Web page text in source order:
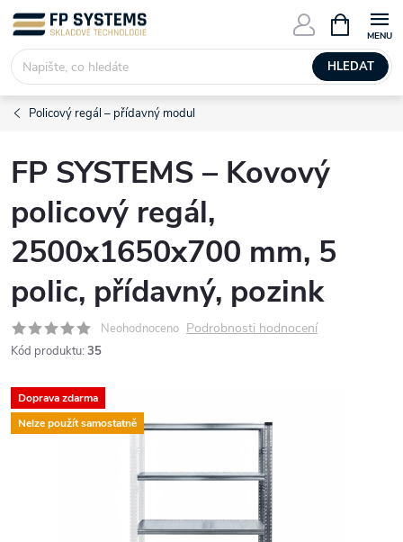
Přejít
obsah
HLEDAT
NÁKUPNÍ
KOŠÍK
Policový regál – přídavný modul
FP SYSTEMS – Kovový
policový regál,
2500x1650x700 mm, 5
polic, přídavný, pozink
Neohodnoceno Podrobnosti hodnocení
Kód produktu: 35
Doprava zdarma
Nelze použít samostatně